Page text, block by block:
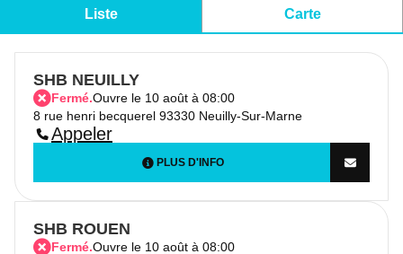
Liste Carte
SHB NEUILLY
Fermé.Ouvre le 10 août à 08:00
8 rue henri becquerel 93330 Neuilly-Sur-Marne
Appeler
PLUS D'INFO
SHB ROUEN
Fermé.Ouvre le 10 août à 08:00